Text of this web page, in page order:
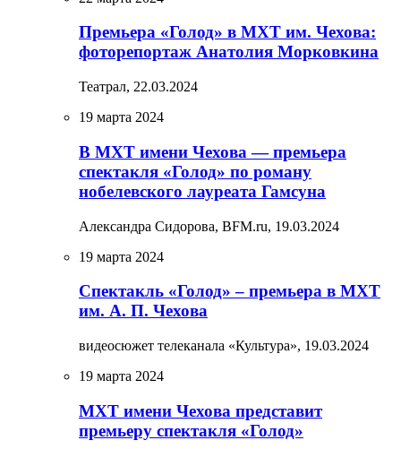
Премьера «Голод» в МХТ им. Чехова:
фоторепортаж Анатолия Морковкина
Театрал, 22.03.2024
19 марта 2024
В МХТ имени Чехова — премьера
спектакля «Голод» по роману
нобелевского лауреата Гамсуна
Александра Сидорова, BFM.ru, 19.03.2024
19 марта 2024
Спектакль «Голод» – премьера в МХТ
им. А. П. Чехова
видеосюжет телеканала «Культура», 19.03.2024
19 марта 2024
МХТ имени Чехова представит
премьеру спектакля «Голод»